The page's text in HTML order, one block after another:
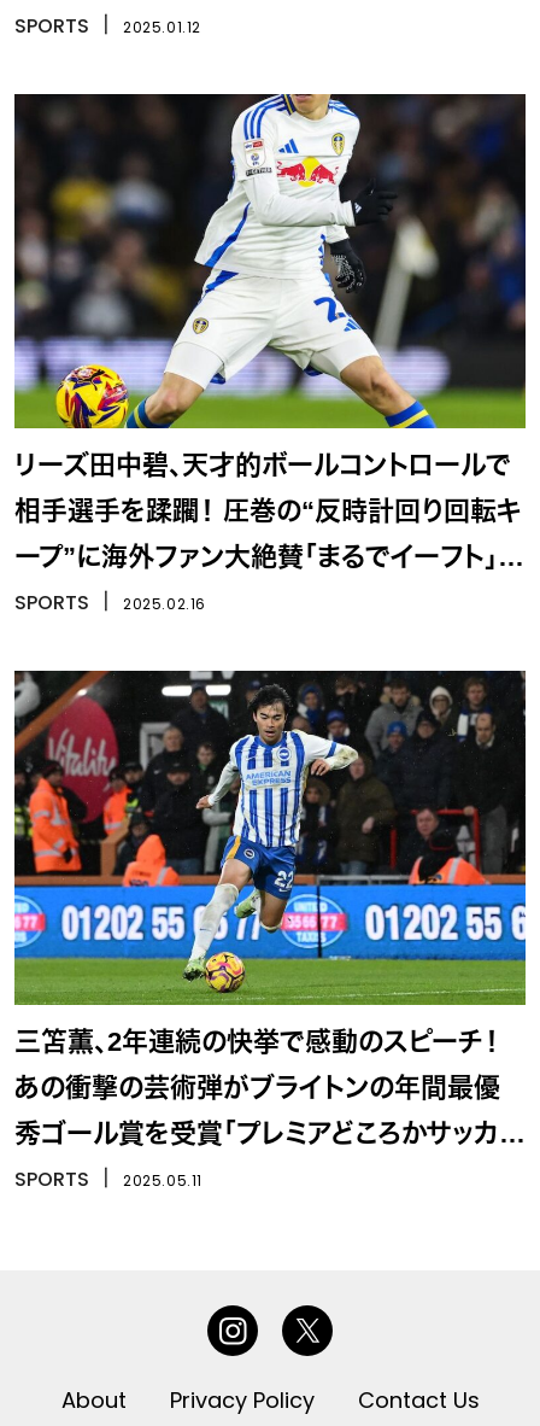
べきではない」
SPORTS 2025.01.12
リーズ田中碧、天才的ボールコントロールで
相手選手を蹂躙！ 圧巻の“反時計回り回転キ
ープ”に海外ファン大絶賛「まるでイーフト」
「芸術を感じた」
SPORTS 2025.02.16
三笘薫、2年連続の快挙で感動のスピーチ！
あの衝撃の芸術弾がブライトンの年間最優
秀ゴール賞を受賞「プレミアどころかサッカー
史に残る」
SPORTS 2025.05.11
About Privacy Policy Contact Us